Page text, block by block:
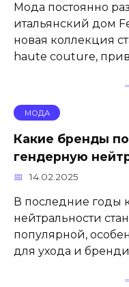
Мода постоянно
итальянский дом
новая коллекция
haute couture,
МОДА
Какие бренды
гендерную
14.02.2025
В последние годы
нейтральности
популярной,
для ухода и